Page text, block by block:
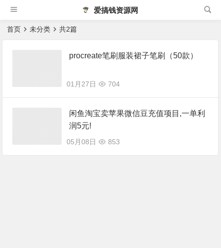
爱搞钱资源网
首页 未分类 共2篇
procreate笔刷服装裙子笔刷（50款）
01月27日 704
闲鱼淘宝卖苹果微信豆充值项目,一单利
润5元!
05月08日 853